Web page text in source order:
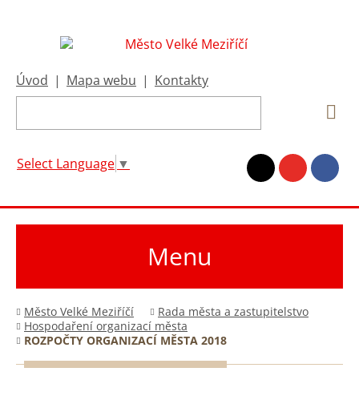
Úvod | Mapa webu | Kontakty
Select Language ▼
Menu
Město Velké Meziříčí
Rada města a zastupitelstvo
Hospodaření organizací města
ROZPOČTY ORGANIZACÍ MĚSTA 2018